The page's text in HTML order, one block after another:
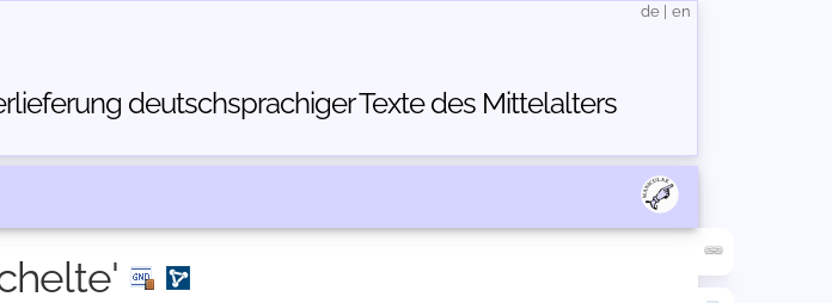
deutschsprachiger Texte des Mittelalters
de en